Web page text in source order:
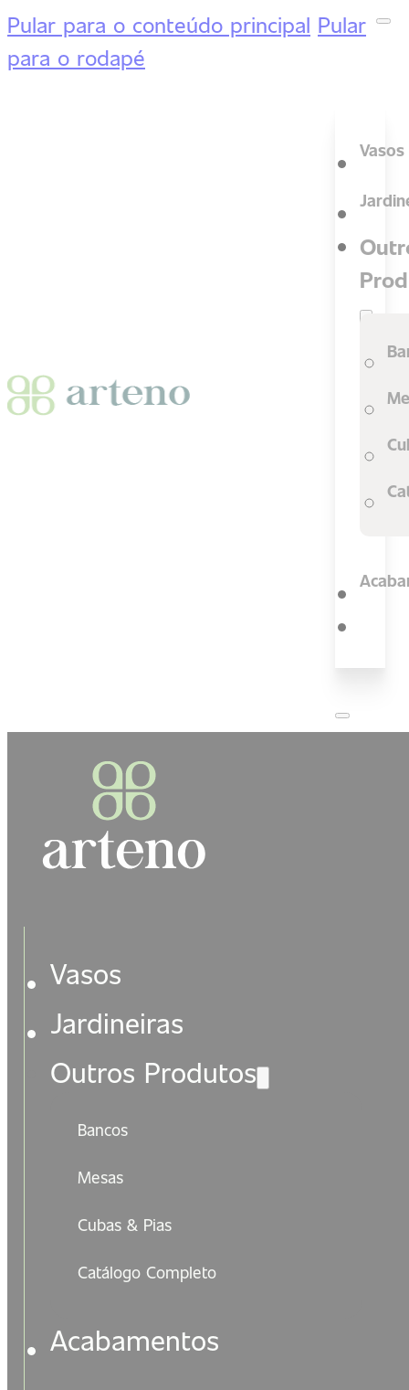
Pular para o conteúdo principal Pular
para o rodapé
Vasos
Vasos
Jardineiras
Outros Produtos
Bancos
Mesas
Cubas & Pias
Catálogo Completo
Acabamentos